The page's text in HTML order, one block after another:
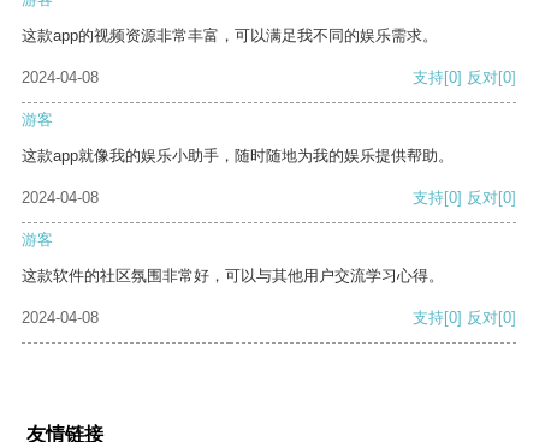
这款app的视频资源非常丰富，可以满足我不同的娱乐需求。
2024-04-08 支持[0] 反对[0]
游客
这款app就像我的娱乐小助手，随时随地为我的娱乐提供帮助。
2024-04-08 支持[0] 反对[0]
游客
这款软件的社区氛围非常好，可以与其他用户交流学习心得。
2024-04-08 支持[0] 反对[0]
友情链接